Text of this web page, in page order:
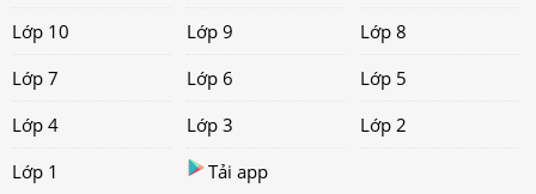
Lớp 10
Lớp 9
Lớp 8
Lớp 7
Lớp 6
Lớp 5
Lớp 4
Lớp 3
Lớp 2
Lớp 1
Tải app